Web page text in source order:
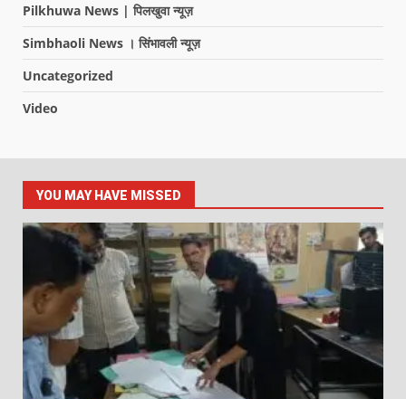
Pilkhuwa News | पिलखुवा न्यूज़
Simbhaoli News । सिंभावली न्यूज़
Uncategorized
Video
YOU MAY HAVE MISSED